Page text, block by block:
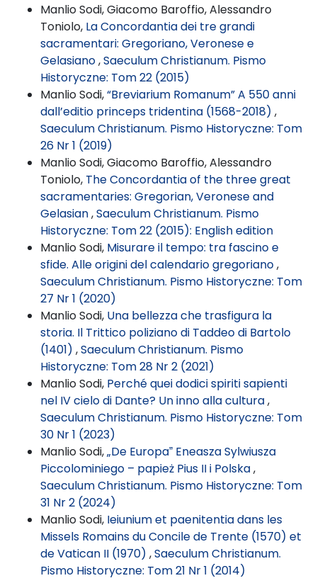
Manlio Sodi, Giacomo Baroffio, Alessandro
Toniolo, La Concordantia dei tre grandi
sacramentari: Gregoriano, Veronese e
Gelasiano,Saeculum Christianum. Pismo
Historyczne: Tom 22 (2015)
Manlio Sodi,“Breviarium Romanum” A 550 anni
dall’editio princeps tridentina (1568-2018) ,
Saeculum Christianum. Pismo Historyczne: Tom
26 Nr 1 (2019)
Manlio Sodi, Giacomo Baroffio, Alessandro
Toniolo, The Concordantia of the three great
sacramentaries: Gregorian, Veronese and
Gelasian,Saeculum Christianum. Pismo
Historyczne: Tom 22 (2015): English edition
Manlio Sodi, Misurare il tempo: tra fascino e
sfide. Alle origini del calendario gregoriano,
Saeculum Christianum. Pismo Historyczne: Tom
27 Nr 1 (2020)
Manlio Sodi, Una bellezza che trasfigura la
storia. Il Trittico poliziano di Taddeo di Bartolo
(1401) ,Saeculum Christianum. Pismo
Historyczne: Tom 28 Nr 2 (2021)
Manlio Sodi, Perché quei dodici spiriti sapienti
nel IV cielo di Dante? Un inno alla cultura,
Saeculum Christianum. Pismo Historyczne: Tom
30 Nr 1 (2023)
Manlio Sodi,„De Europaˮ Eneasza Sylwiusza
Piccolominiego – papież Pius II i Polska,
Saeculum Christianum. Pismo Historyczne: Tom
31 Nr 2 (2024)
Manlio Sodi, Ieiunium et paenitentia dans les
Missels Romains du Concile de Trente (1570) et
de Vatican II (1970) ,Saeculum Christianum.
Pismo Historyczne: Tom 21 Nr 1 (2014)